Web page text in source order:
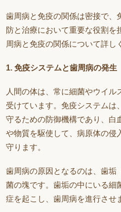
歯周病と免疫の関係は密接で、
防と治療において重要な役割を
周病と免疫の関係について詳し
1. 免疫システムと歯周病の発生
人間の体は、常に細菌やウイル
受けています。免疫システムは
守るための防御機構であり、白
や物質を駆使して、病原体の侵
守ります。
歯周病の原因となるのは、歯垢
菌の塊です。歯垢の中にいる細
症を起こし、歯周病を進行させ